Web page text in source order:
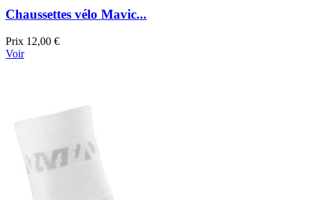
Chaussettes vélo Mavic...
Prix 12,00 €
Voir